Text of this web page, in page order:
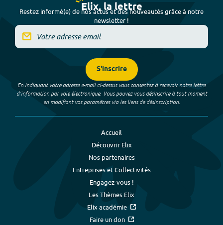
Elix, la lettre
Restez informé(e) de nos actus et des nouveautés grâce à notre
newsletter !
S'inscrire
En indiquant votre adresse e-mail ci-dessus vous consentez à recevoir notre lettre
d’information par voie électronique. Vous pouvez vous désinscrire à tout moment
en modifiant vos paramètres via les liens de désinscription.
Accueil
Découvrir Elix
Nos partenaires
Entreprises et Collectivités
Engagez-vous !
Les Thèmes Elix
Elix académie
Faire un don